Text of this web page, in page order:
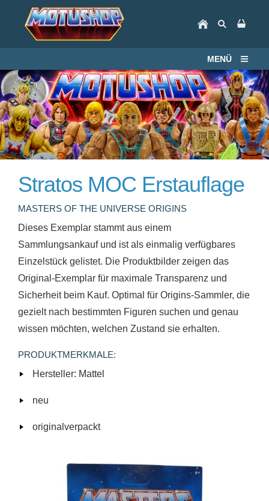
MENÜ
Stratos MOC Erstauflage
MASTERS OF THE UNIVERSE ORIGINS
Dieses Exemplar stammt aus einem
Sammlungsankauf und ist als einmalig verfügbares
Einzelstück gelistet. Die Produktbilder zeigen das
Original-Exemplar für maximale Transparenz und
Sicherheit beim Kauf. Optimal für Origins-Sammler, die
gezielt nach bestimmten Figuren suchen und genau
wissen möchten, welchen Zustand sie erhalten.
PRODUKTMERKMALE:
Hersteller: Mattel
neu
originalverpackt